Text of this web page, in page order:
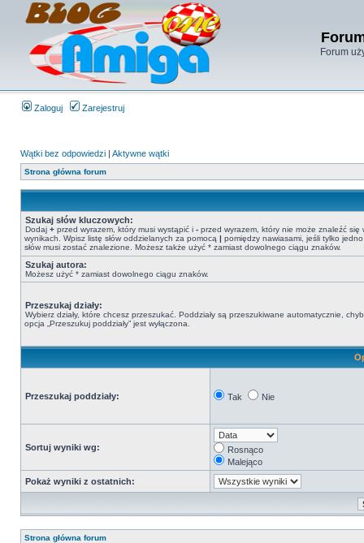
Forum
Zaloguj Zarejestruj
Wątki bez odpowiedzi | Aktywne wątki
Strona główna forum
Szukaj słów kluczowych:
Dodaj + przed wyrazem, który musi wystąpić i - przed wyrazem, który nie może znaleźć się
wynikach. Wpisz listę słów oddzielanych za pomocą | pomiędzy nawiasami, jeśli tylko
słów musi zostać znalezione. Możesz także użyć * zamiast dowolnego ciągu znaków.
Szukaj autora:
Możesz użyć * zamiast dowolnego ciągu znaków.
Przeszukaj działy:
Wybierz działy, które chcesz przeszukać. Poddziały są przeszukiwane automatycznie,
opcja „Przeszukuj poddziały” jest wyłączona.
Przeszukaj poddziały: Tak Nie
Sortuj wyniki wg:
Rosnąco
Malejąco
Pokaż wyniki z ostatnich:
Strona główna forum